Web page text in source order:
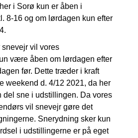
i Sorø kun er åben i
8-16 og om lørdagen kun efter
vil vores
være åben om lørdagen efter
før. Dette træder i kraft
weekend d. 4/12 2021, da her
del sne i udstillingen. Da vores
vil snevejr gøre det
Snerydning sker kun
i udstillingerne er på eget